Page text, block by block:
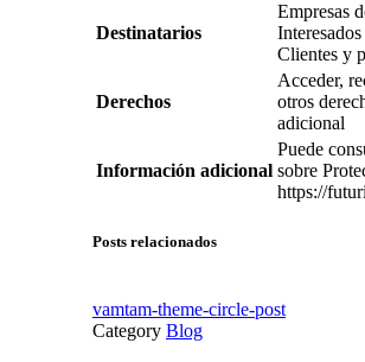
Destinatarios
Empresas
Clientes y
Derechos
Acceder,
otros
adicional
Información adicional
Puede
sobre
https://
Posts relacionados
vamtam-theme-circle-post
Category Blog